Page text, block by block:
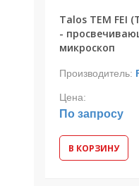
Talos TEM FEI
-
микроскоп
Производитель:
Цена:
По запросу
В КОРЗИНУ